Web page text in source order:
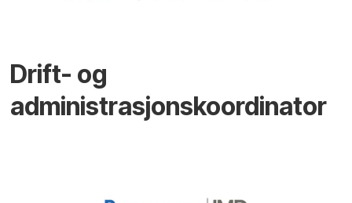
Drift- og
administrasjonskoordinator